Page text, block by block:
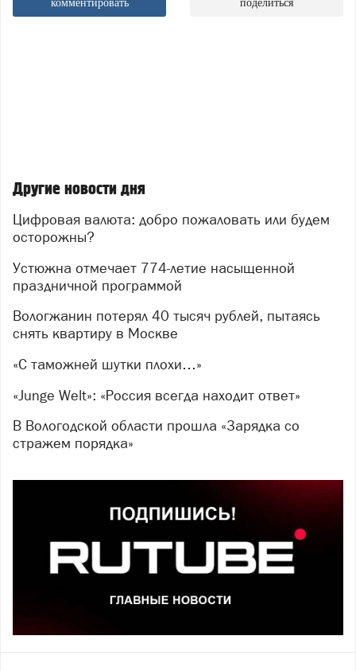
комментировать поделиться
Другие новости дня
Цифровая валюта: добро пожаловать или будем
осторожны?
Устюжна отмечает 774-летие насыщенной
праздничной программой
Вологжанин потерял 40 тысяч рублей, пытаясь
снять квартиру в Москве
«С таможней шутки плохи…»
«Junge Welt»: «Россия всегда находит ответ»
В Вологодской области прошла «Зарядка со
стражем порядка»